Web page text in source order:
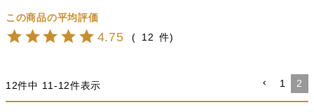
4.75 12
12件中 11 -12件表示 1 2